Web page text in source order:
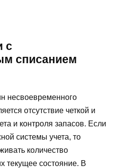
с
списанием
несвоевременного
отсутствие четкой и
и контроля запасов. Если
системы учета, то
количество
текущее состояние. В